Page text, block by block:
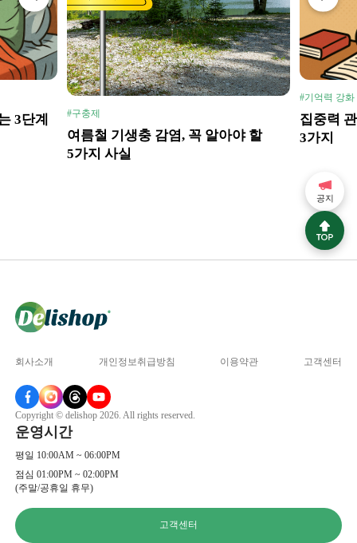
3단계 #구충제
여름철 기생충 감염, 꼭 알아야 할
5가지 사실
#기억력 강화
집중력
3가지
회사소개 개인정보취급방침 이용약관 고객센터
Copyright © delishop 2026. All rights reserved.
운영시간
평일 10:00AM ~ 06:00PM
점심 01:00PM ~ 02:00PM
(주말/공휴일 휴무)
고객센터
공지